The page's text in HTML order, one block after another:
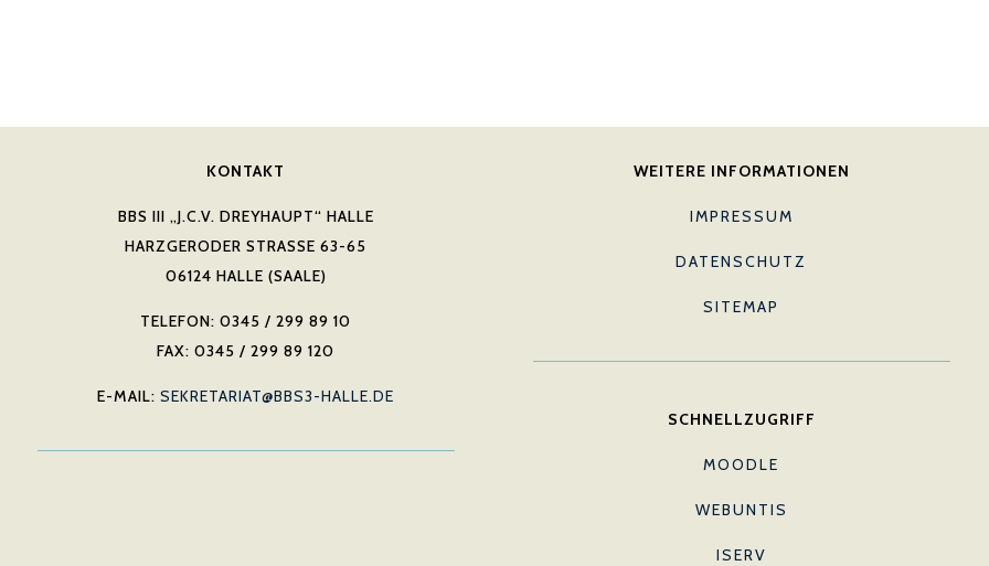
KONTAKT
BBS III „J.C.V. DREYHAUPT“ HALLE
HARZGERODER STRASSE 63-65
06124 HALLE (SAALE)
TELEFON: 0345 / 299 89 10
FAX: 0345 / 299 89 120
E-MAIL: SEKRETARIAT@BBS3-HALLE.DE
WEITERE INFORMATIONEN
IMPRESSUM
DATENSCHUTZ
SITEMAP
SCHNELLZUGRIFF
MOODLE
WEBUNTIS
ISERV